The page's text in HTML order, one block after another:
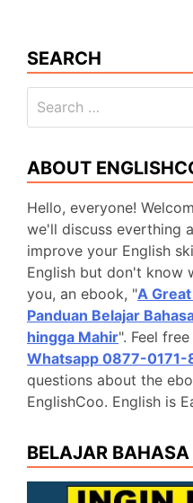
SEARCH
for:
ABOUT
Hello, everyone!
we'll discuss everthing
improve your English
English but don't know
you, an ebook, "A
Panduan Belajar
hingga Mahir". Feel
Whatsapp 0877-0171-
questions about the
EnglishCoo. English is
BELAJAR BAHASA